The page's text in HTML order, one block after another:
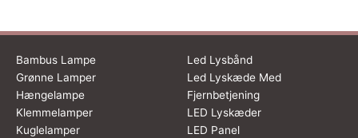
Bambus Lampe
Grønne Lamper
Hængelampe
Klemmelamper
Kuglelamper
Led Lysbånd
Led Lyskæde Med
Fjernbetjening
LED Lyskæder
LED Panel